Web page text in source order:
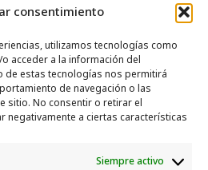
consentimiento
utilizamos tecnologías como
acceder a la información del
de estas tecnologías nos permitirá
de navegación o las
sitio. No consentir o retirar el
negativamente a ciertas características
Siempre activo
ropa y enseres.